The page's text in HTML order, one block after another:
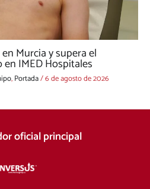
Murcia y supera el
IMED Hospitales
,Portada/6 de agosto de 2026
oficial principal